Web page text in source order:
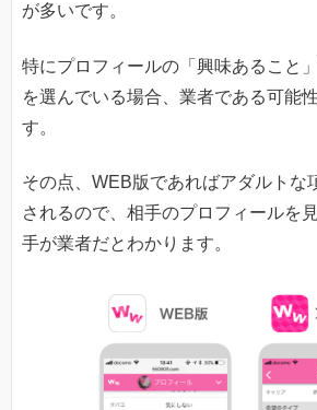
が多いです。
特にプロフィールの「興味あること
を選んでいる場合、業者である可能
す。
その点、WEB版であればアダルトな
されるので、相手のプロフィールを
手が業者だとわかります。